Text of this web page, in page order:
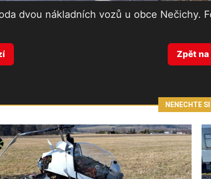
dvou nákladních vozů u obce Nečichy.
Zpět na
NENECHTE